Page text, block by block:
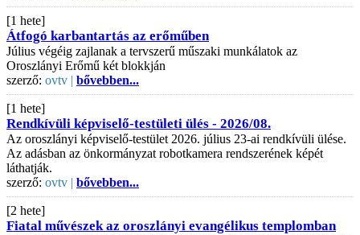
[1 hete]
Átfogó karbantartás az erőműben
Július végéig zajlanak a tervszerű műszaki munkálatok az
Oroszlányi Erőmű két blokkján
szerző: ovtv | bővebben...
[1 hete]
Rendkívüli képviselő-testületi ülés - 2026/08.
Az oroszlányi képviselő-testület 2026. július 23-ai rendkívüli ülése.
Az adásban az önkormányzat robotkamera rendszerének képét
láthatják.
szerző: ovtv | bővebben...
[2 hete]
Fiatal művészek az oroszlányi evangélikus templomban